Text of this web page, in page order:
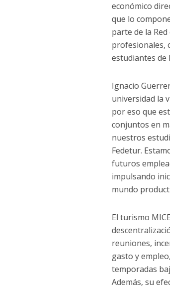
económico
que lo
parte de la
profesionales,
estudiantes de
Ignacio
universidad la
por eso que
conjuntos en
nuestros
Fedetur.
futuros
impulsando
mundo
El turismo
reuniones,
gasto y
temporadas
Además, su